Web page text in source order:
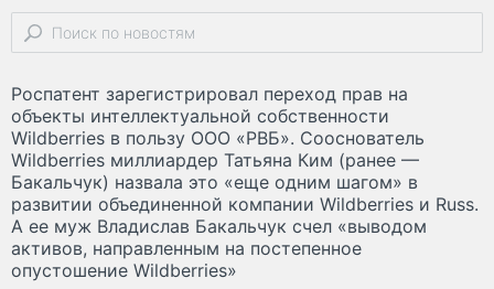
Роспатент зарегистрировал переход прав на
объекты интеллектуальной собственности
Wildberries в пользу ООО «РВБ». Сооснователь
Wildberries миллиардер Татьяна Ким (ранее —
Бакальчук) назвала это «еще одним шагом» в
развитии объединенной компании Wildberries и Russ.
А ее муж Владислав Бакальчук счел «выводом
активов, направленным на постепенное
опустошение Wildberries»